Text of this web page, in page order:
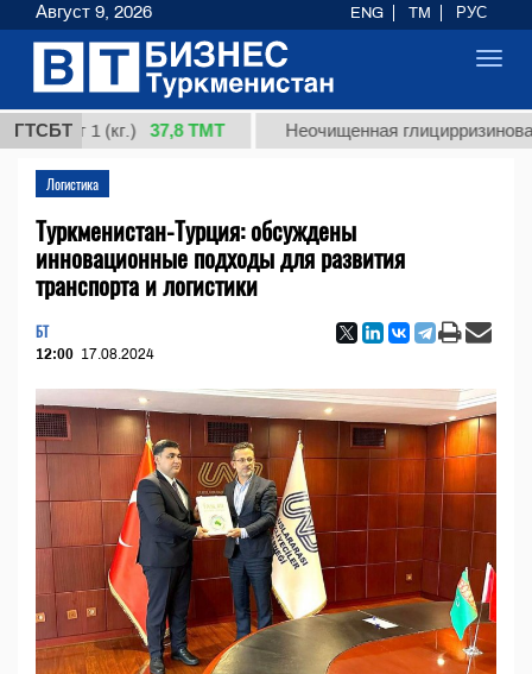
ГТСБТ
1 (кг.) 37,8 ТМТ Неочищенная глицирризиновая
Логистика
Туркменистан-Турция: обсуждены
инновационные подходы для развития
транспорта и логистики
БТ
12:00 17.08.2024
Август 9, 2026 ENG TM РУС